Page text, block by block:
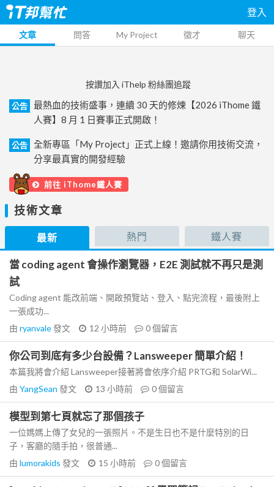
登入
文章 問答 My Project 徵才 聊天
按讚加入 iThelp 粉絲團追蹤
公告
最熱血的技術盛事，連續 30 天的修煉【2026 iThome 鐵
人賽】8 月 1 日賽事正式開啟！
公告
全新專區「My Project」正式上線！邀請你用技術交流，
分享最真實的開發經驗
前往 iThome鐵人賽
技術文章
最新 熱門 鐵人賽
當 coding agent 會操作瀏覽器，E2E 測試就不再只是測
試
Coding agent 能改前端、開啟預覽站、登入、點完流程，最後附上
一張成功...
由 ryanvale發文 12 小時前 0個留言
你公司到底有多少台設備？Lansweeper 簡單介紹！
本篇我將會介紹 Lansweeper接著將會依序介紹 PRTG和 SolarWi...
由 YangSean 發文 13 小時前 0個留言
模型到第七頁就忘了那個孩子
一位媽媽上傳了女兒的一張照片。不是生日也不是什麼特別的日
子，客廳的隨手拍，很普通...
由 lumorakids 發文 15 小時前 0個留言